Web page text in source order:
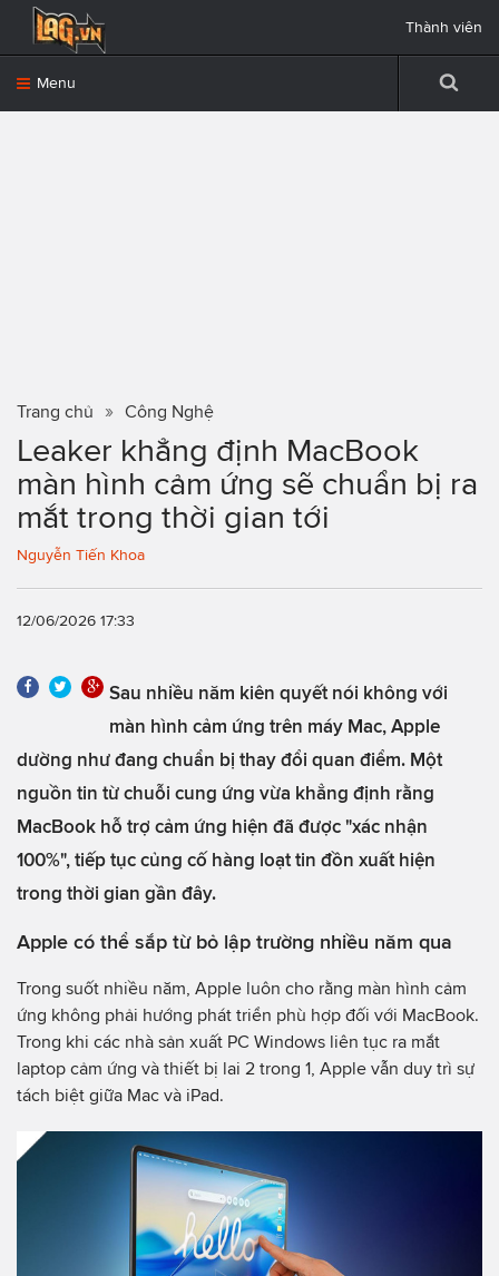
Menu
Thành viên
Trang chủ Công Nghệ
Leaker khẳng định MacBook
màn hình cảm ứng sẽ chuẩn bị ra
mắt trong thời gian tới
Nguyễn Tiến Khoa
12/06/2026 17:33
Sau nhiều năm kiên quyết nói không với
màn hình cảm ứng trên máy Mac, Apple
dường như đang chuẩn bị thay đổi quan điểm. Một
nguồn tin từ chuỗi cung ứng vừa khẳng định rằng
MacBook hỗ trợ cảm ứng hiện đã được "xác nhận
100%", tiếp tục củng cố hàng loạt tin đồn xuất hiện
trong thời gian gần đây.
Apple có thể sắp từ bỏ lập trường nhiều năm qua
Trong suốt nhiều năm, Apple luôn cho rằng màn hình cảm
ứng không phải hướng phát triển phù hợp đối với MacBook.
Trong khi các nhà sản xuất PC Windows liên tục ra mắt
laptop cảm ứng và thiết bị lai 2 trong 1, Apple vẫn duy trì sự
tách biệt giữa Mac và iPad.